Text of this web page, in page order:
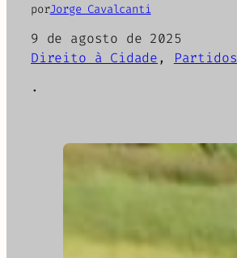
porJorge Cavalcanti
9 de agosto de 2025
Direito à Cidade,
Partidos
·